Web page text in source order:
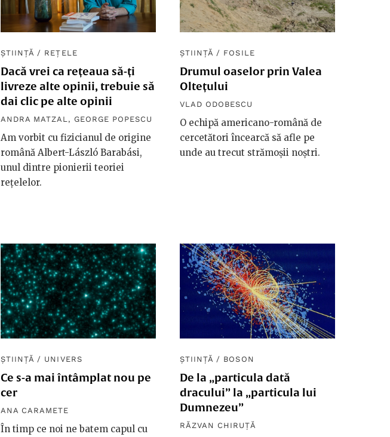
ȘTIINȚĂ / REȚELE
Dacă vrei ca rețeaua să-ți
livreze alte opinii, trebuie să
dai clic pe alte opinii
ANDRA MATZAL , GEORGE POPESCU
Am vorbit cu fizicianul de origine
română Albert-László Barabási,
unul dintre pionierii teoriei
rețelelor.
ȘTIINȚĂ / FOSILE
Drumul oaselor prin Valea
Oltețului
VLAD ODOBESCU
O echipă americano-română de
cercetători încearcă să afle pe
unde au trecut strămoșii noștri.
ȘTIINȚĂ / UNIVERS
Ce s-a mai întâmplat nou pe
cer
ANA CARAMETE
În timp ce noi ne batem capul cu
ȘTIINȚĂ / BOSON
De la „particula dată
dracului” la „particula lui
Dumnezeu”
RĂZVAN CHIRUȚĂ